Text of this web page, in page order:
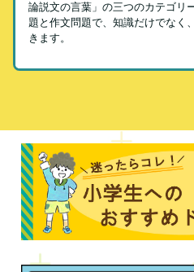
論説文の言葉」の三つのカテゴリ
題と作文問題で、知識だけでなく
きます。